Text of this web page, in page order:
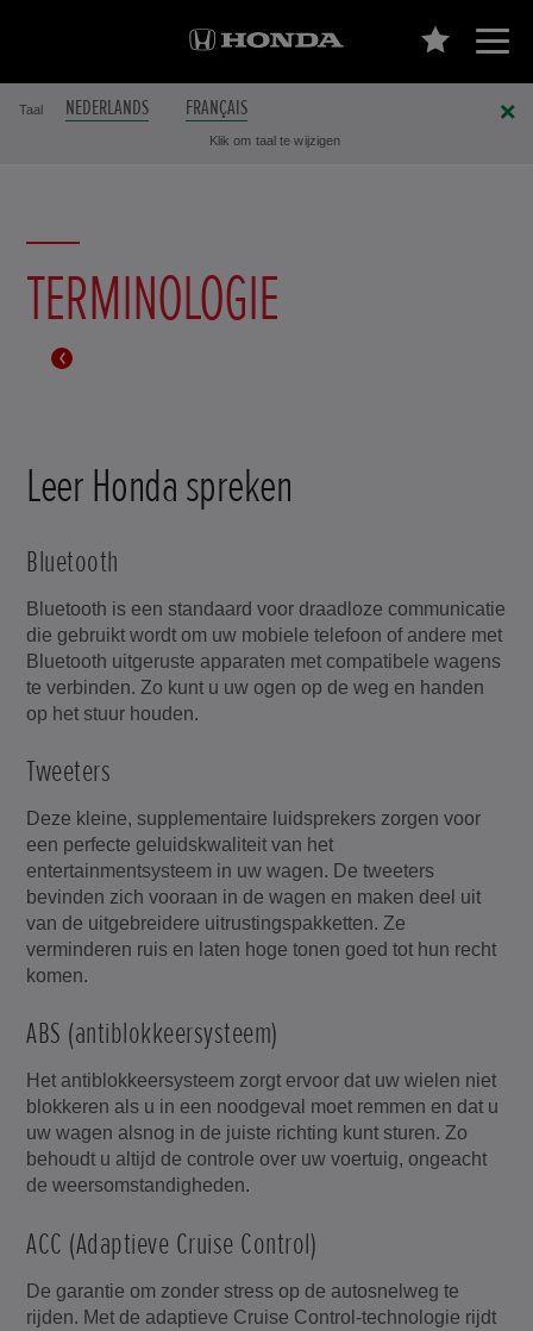
Taal NEDERLANDS FRANÇAIS
Klik om taal te wijzigen
TERMINOLOGIE
Leer Honda spreken
Bluetooth
Bluetooth is een standaard voor draadloze communicatie
die gebruikt wordt om uw mobiele telefoon of andere met
Bluetooth uitgeruste apparaten met compatibele wagens
te verbinden. Zo kunt u uw ogen op de weg en handen
op het stuur houden.
Tweeters
Deze kleine, supplementaire luidsprekers zorgen voor
een perfecte geluidskwaliteit van het
entertainmentsysteem in uw wagen. De tweeters
bevinden zich vooraan in de wagen en maken deel uit
van de uitgebreidere uitrustingspakketten. Ze
verminderen ruis en laten hoge tonen goed tot hun recht
komen.
ABS (antiblokkeersysteem)
Het antiblokkeersysteem zorgt ervoor dat uw wielen niet
blokkeren als u in een noodgeval moet remmen en dat u
uw wagen alsnog in de juiste richting kunt sturen. Zo
behoudt u altijd de controle over uw voertuig, ongeacht
de weersomstandigheden.
ACC (Adaptieve Cruise Control)
De garantie om zonder stress op de autosnelweg te
rijden. Met de adaptieve Cruise Control-technologie rijdt